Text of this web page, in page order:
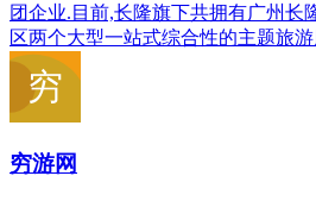
团企业.目前,长隆旗下共拥有广州长
区两个大型一站式综合性的主题旅
穷游网